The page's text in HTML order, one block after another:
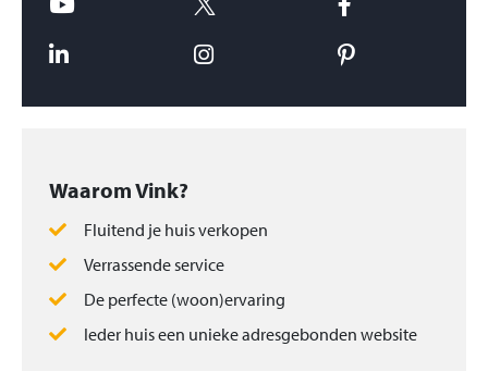
Waarom Vink?
Fluitend je huis verkopen
Verrassende service
De perfecte (woon)ervaring
Ieder huis een unieke adresgebonden website